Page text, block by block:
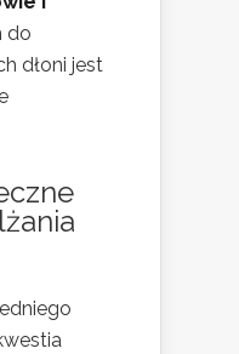
do
dłoni jest